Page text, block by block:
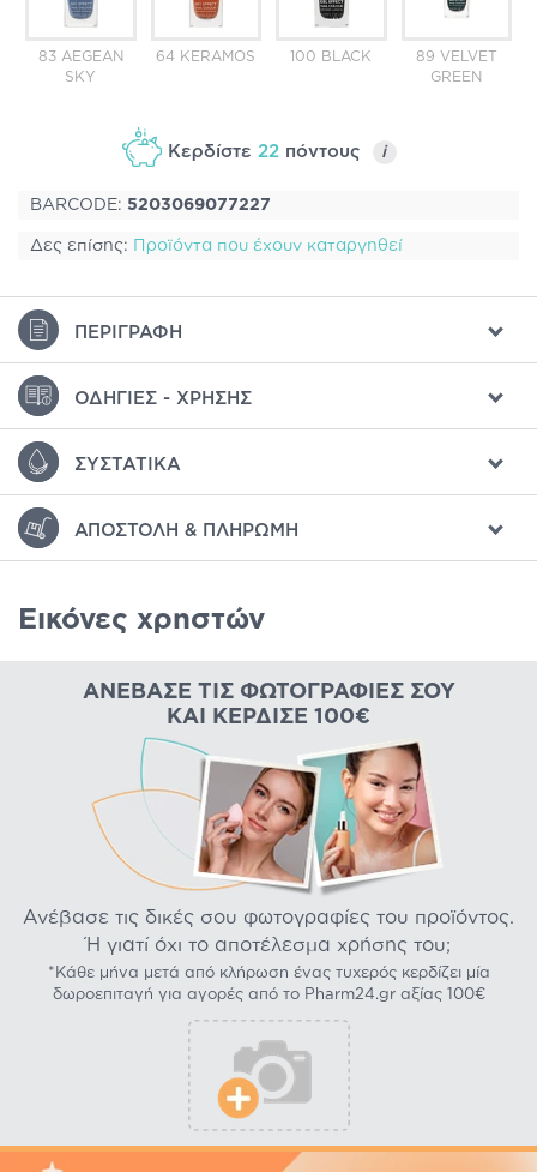
83 AEGEAN
SKY
64 KERAMOS 100 BLACK
89 VELVET
GREEN
Κερδίστε 22 πόντους i
BARCODE: 5203069077227
Δες επίσης: Προϊόντα που έχουν καταργηθεί
ΠΕΡΙΓΡΑΦΉ
ΟΔΗΓΊΕΣ - ΧΡΉΣΗΣ
ΣΥΣΤΑΤΙΚΆ
ΑΠΟΣΤΟΛΉ & ΠΛΗΡΩΜΉ
Εικόνες χρηστών
ΑΝΈΒΑΣΕ ΤΙΣ ΦΩΤΟΓΡΑΦΊΕΣ ΣΟΥ
ΚΑΙ ΚΈΡΔΙΣΕ 100€
Ανέβασε τις δικές σου φωτογραφίες του προϊόντος.
Ή γιατί όχι το αποτέλεσμα χρήσης του;
*Κάθε μήνα μετά από κλήρωση ένας τυχερός κερδίζει μία
δωροεπιταγή για αγορές από το Pharm24.gr αξίας 100€